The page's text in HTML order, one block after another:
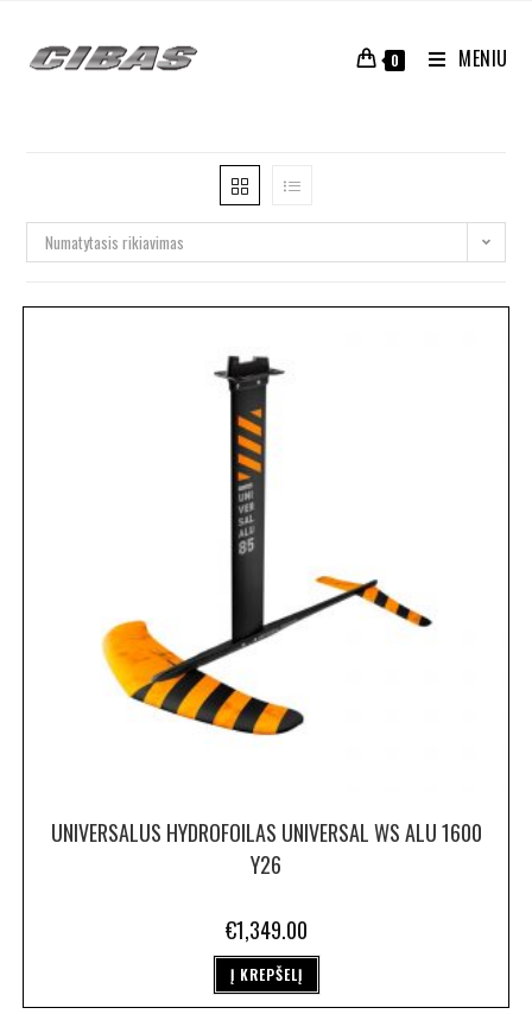
0 MENIU
Numatytasis rikiavimas
UNIVERSALUS HYDROFOILAS UNIVERSAL WS ALU 1600
Y26
€1,349.00
Į KREPŠELĮ